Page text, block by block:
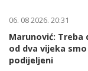
06. 08 2026. 20:31
Marunović: Treba
od dva vijeka
podijeljeni